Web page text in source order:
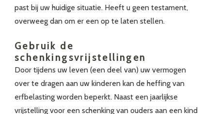
past bij uw huidige situatie. Heeft u geen testament,
overweeg dan om er een op te laten stellen.
Gebruik de
schenkingsvrijstellingen
Door tijdens uw leven (een deel van) uw vermogen
over te dragen aan uw kinderen kan de heffing van
erfbelasting worden beperkt. Naast een jaarlijkse
vrijstelling voor een schenking van ouders aan een kind